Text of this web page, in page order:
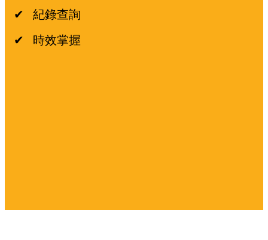
✔ 紀錄查詢
✔ 時效掌握